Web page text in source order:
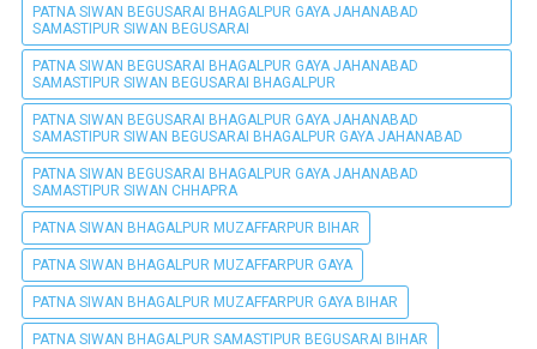
PATNA SIWAN BEGUSARAI BHAGALPUR GAYA JAHANABAD
SAMASTIPUR SIWAN BEGUSARAI
PATNA SIWAN BEGUSARAI BHAGALPUR GAYA JAHANABAD
SAMASTIPUR SIWAN BEGUSARAI BHAGALPUR
PATNA SIWAN BEGUSARAI BHAGALPUR GAYA JAHANABAD
SAMASTIPUR SIWAN BEGUSARAI BHAGALPUR GAYA JAHANABAD
PATNA SIWAN BEGUSARAI BHAGALPUR GAYA JAHANABAD
SAMASTIPUR SIWAN CHHAPRA
PATNA SIWAN BHAGALPUR MUZAFFARPUR BIHAR
PATNA SIWAN BHAGALPUR MUZAFFARPUR GAYA
PATNA SIWAN BHAGALPUR MUZAFFARPUR GAYA BIHAR
PATNA SIWAN BHAGALPUR SAMASTIPUR BEGUSARAI BIHAR